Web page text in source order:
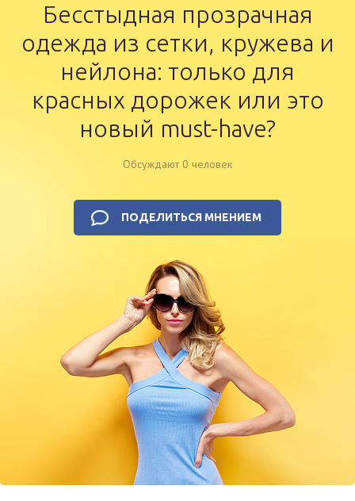
Бесстыдная прозрачная
одежда из сетки, кружева и
нейлона: только для
красных дорожек или это
новый must-have?
Обсуждают 0 человек
ПОДЕЛИТЬСЯ МНЕНИЕМ